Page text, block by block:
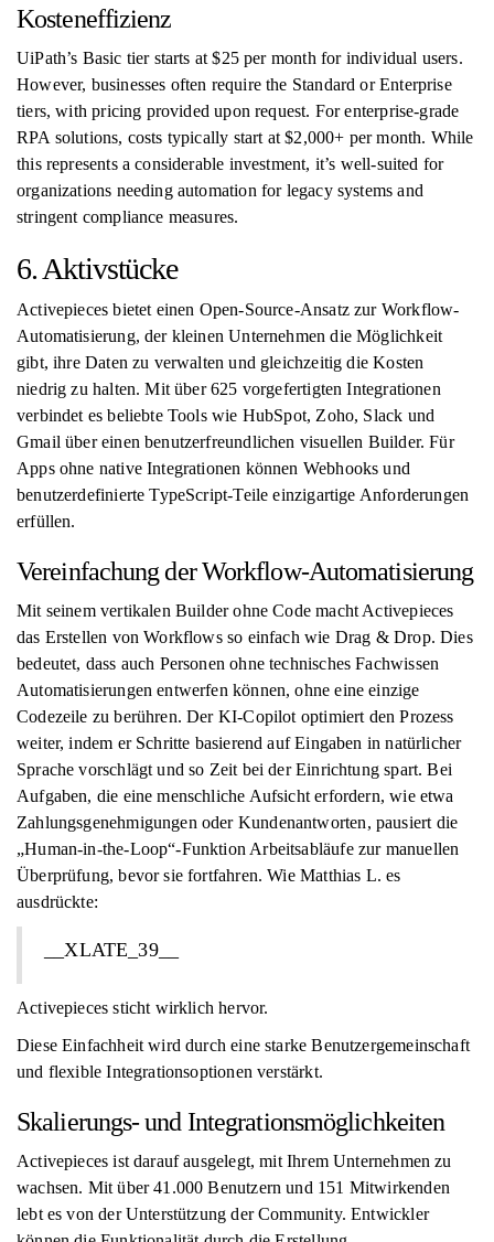
Kosteneffizienz
UiPath’s Basic tier starts at $25 per month for individual users.
However, businesses often require the Standard or Enterprise
tiers, with pricing provided upon request. For enterprise-grade
RPA solutions, costs typically start at $2,000+ per month. While
this represents a considerable investment, it’s well-suited for
organizations needing automation for legacy systems and
stringent compliance measures.
6. Aktivstücke
Activepieces bietet einen Open-Source-Ansatz zur Workflow-
Automatisierung, der kleinen Unternehmen die Möglichkeit
gibt, ihre Daten zu verwalten und gleichzeitig die Kosten
niedrig zu halten. Mit über 625 vorgefertigten Integrationen
verbindet es beliebte Tools wie HubSpot, Zoho, Slack und
Gmail über einen benutzerfreundlichen visuellen Builder. Für
Apps ohne native Integrationen können Webhooks und
benutzerdefinierte TypeScript-Teile einzigartige Anforderungen
erfüllen.
Vereinfachung der Workflow-Automatisierung
Mit seinem vertikalen Builder ohne Code macht Activepieces
das Erstellen von Workflows so einfach wie Drag & Drop. Dies
bedeutet, dass auch Personen ohne technisches Fachwissen
Automatisierungen entwerfen können, ohne eine einzige
Codezeile zu berühren. Der KI-Copilot optimiert den Prozess
weiter, indem er Schritte basierend auf Eingaben in natürlicher
Sprache vorschlägt und so Zeit bei der Einrichtung spart. Bei
Aufgaben, die eine menschliche Aufsicht erfordern, wie etwa
Zahlungsgenehmigungen oder Kundenantworten, pausiert die
„Human-in-the-Loop“-Funktion Arbeitsabläufe zur manuellen
Überprüfung, bevor sie fortfahren. Wie Matthias L. es
ausdrückte:
__XLATE_39__
Activepieces sticht wirklich hervor.
Diese Einfachheit wird durch eine starke Benutzergemeinschaft
und flexible Integrationsoptionen verstärkt.
Skalierungs- und Integrationsmöglichkeiten
Activepieces ist darauf ausgelegt, mit Ihrem Unternehmen zu
wachsen. Mit über 41.000 Benutzern und 151 Mitwirkenden
lebt es von der Unterstützung der Community. Entwickler